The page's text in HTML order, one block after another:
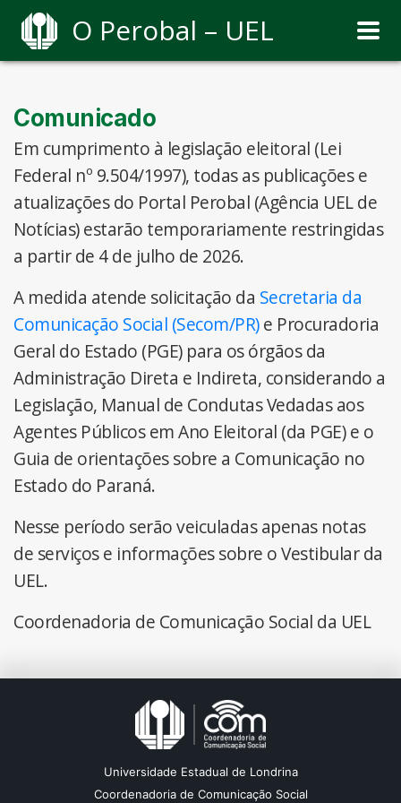
O Perobal – UEL
Comunicado
Em cumprimento à legislação eleitoral (Lei
Federal nº 9.504/1997), todas as publicações e
atualizações do Portal Perobal (Agência UEL de
Notícias) estarão temporariamente restringidas
a partir de 4 de julho de 2026.
A medida atende solicitação da Secretaria da
Comunicação Social (Secom/PR)e Procuradoria
Geral do Estado (PGE) para os órgãos da
Administração Direta e Indireta, considerando a
Legislação, Manual de Condutas Vedadas aos
Agentes Públicos em Ano Eleitoral (da PGE) e o
Guia de orientações sobre a Comunicação no
Estado do Paraná.
Nesse período serão veiculadas apenas notas
de serviços e informações sobre o Vestibular da
UEL.
Coordenadoria de Comunicação Social da UEL
Universidade Estadual de Londrina
Coordenadoria de Comunicação Social